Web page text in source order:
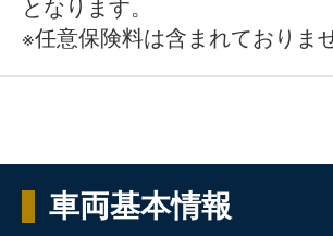
となります。
※任意保険料は含まれておりま
車両基本情報